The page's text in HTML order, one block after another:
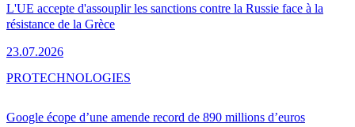
L'UE accepte d'assouplir les sanctions contre la Russie face à la
résistance de la Grèce
23.07.2026
Google écope d’une amende record de 890 millions d’euros
PROTECHNOLOGIES